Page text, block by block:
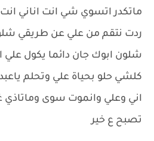
ماتكدر اتسوي شي انت اناني انت
ردت نتقم من علي عن طريقي
شلون ابوك جان دائما يكول
كلشي حلو بحياة علي وتحلم
اني وعلي وانموت سوى
تصبح ع خير